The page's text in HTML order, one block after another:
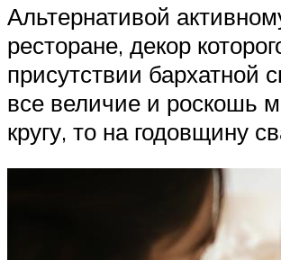
Альтернативой
ресторане, декор
присутствии бархатной
все величие и роскошь
кругу, то на годовщину